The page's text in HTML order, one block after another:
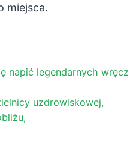
miejsca.
napić legendarnych wręcz
uzdrowiskowej,